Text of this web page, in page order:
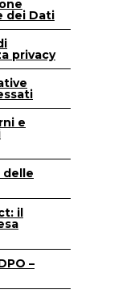
dei Dati
privacy
e
delle
il
–